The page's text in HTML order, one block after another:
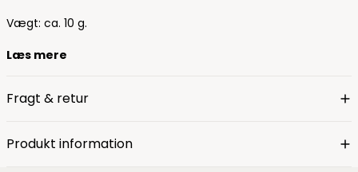
Vægt: ca. 10 g.
Læs mere
Fragt & retur
Produkt information